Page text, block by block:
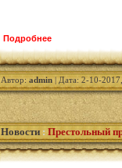
Подробнее
Автор:admin| Дата: 2-10-
Новости : Престольный